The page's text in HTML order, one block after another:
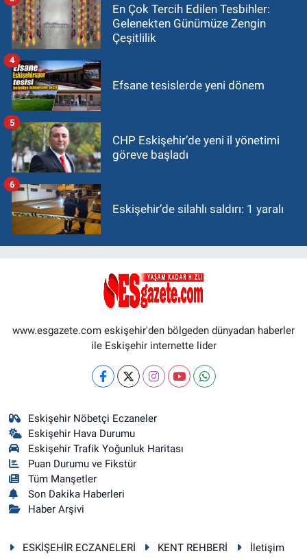
En Çok Tercih Edilen Tesbihler:
Gelenekten Günümüze Zengin
Çeşitlilik
Efsane tesislerde yeni dönem
4
CHP Eskişehir’de yeni il yönetimi
göreve başladı
5
Eskişehir’de silahlı saldırı: 1 yaralı
6
www.esgazete.com eskişehir'den bölgeden dünyadan haberler
ile Eskişehir internette lider
Eskişehir Nöbetçi Eczaneler
Eskişehir Hava Durumu
Eskişehir Trafik Yoğunluk Haritası
Puan Durumu ve Fikstür
Tüm Manşetler
Son Dakika Haberleri
Haber Arşivi
ESKİŞEHİR ECZANELERİ KENT REHBERİ
İletişim